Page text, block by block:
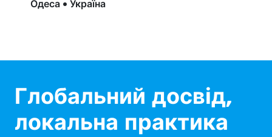
Одеса • Україна
Глобальний досвід,
локальна практика